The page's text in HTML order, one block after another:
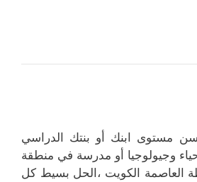
مستوى ابنك أو بنتك الدراسي
وجيولوجيا أو مدرسة في منطقة
العاصمة الكويت ،الحل بسيط كل